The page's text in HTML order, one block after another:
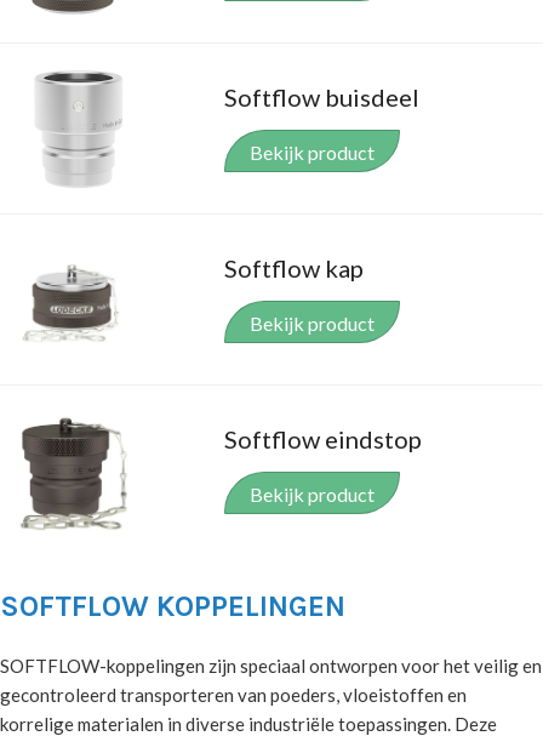
Softflow buisdeel
Bekijk product
Softflow kap
Bekijk product
Softflow eindstop
Bekijk product
SOFTFLOW KOPPELINGEN
SOFTFLOW-koppelingen zijn speciaal ontworpen voor het veilig en
gecontroleerd transporteren van poeders, vloeistoffen en
korrelige materialen in diverse industriële toepassingen. Deze